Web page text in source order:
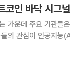
코인 바닥 시그
가운데 주요 기관들
의 관심이 인공지능